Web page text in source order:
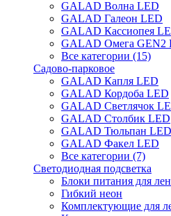
GALAD Волна LED
GALAD Галеон LED
GALAD Кассиопея
GALAD Омега GEN2
Все категории (15)
Садово-парковое
GALAD Капля LED
GALAD Кордоба LED
GALAD Светлячок
GALAD Столбик LED
GALAD Тюльпан LED
GALAD Факел LED
Все категории (7)
Светодиодная подсветка
Блоки питания для
Гибкий неон
Комплектующие для